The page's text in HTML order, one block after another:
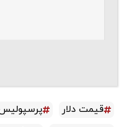
قیمت دلار